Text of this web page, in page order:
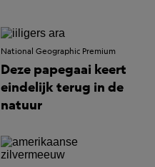
National Geographic Premium
Deze papegaai keert
eindelijk terug in de
natuur